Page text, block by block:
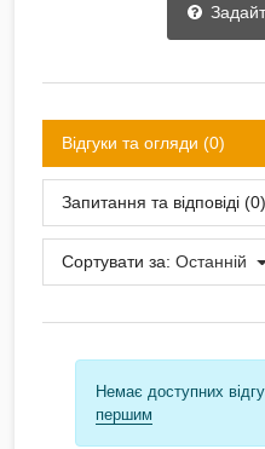
Відгуки та огляди (0)
Запитання та відповіді (0)
Сортувати за: Останній
Немає доступних
першим